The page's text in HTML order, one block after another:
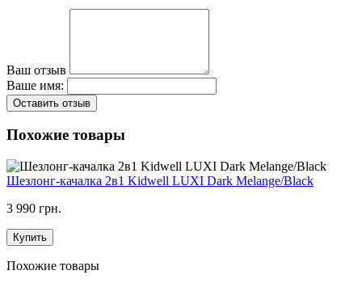
Ваш отзыв
Ваше имя:
Оставить отзыв
Похожие товары
Шезлонг-качалка 2в1 Kidwell LUXI Dark Melange/Black
3 990 грн.
Купить
Похожие товары